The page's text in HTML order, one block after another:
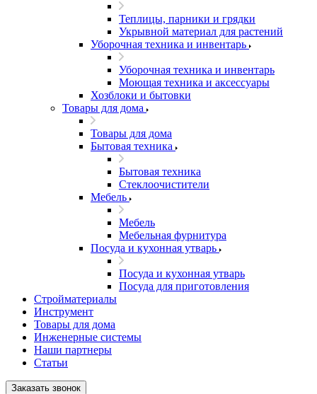
Теплицы, парники и грядки
Укрывной материал для растений
Уборочная техника и инвентарь
Уборочная техника и инвентарь
Моющая техника и аксессуары
Хозблоки и бытовки
Товары для дома
Товары для дома
Бытовая техника
Бытовая техника
Стеклоочистители
Мебель
Мебель
Мебельная фурнитура
Посуда и кухонная утварь
Посуда и кухонная утварь
Посуда для приготовления
Стройматериалы
Инструмент
Товары для дома
Инженерные системы
Наши партнеры
Статьи
Заказать звонок